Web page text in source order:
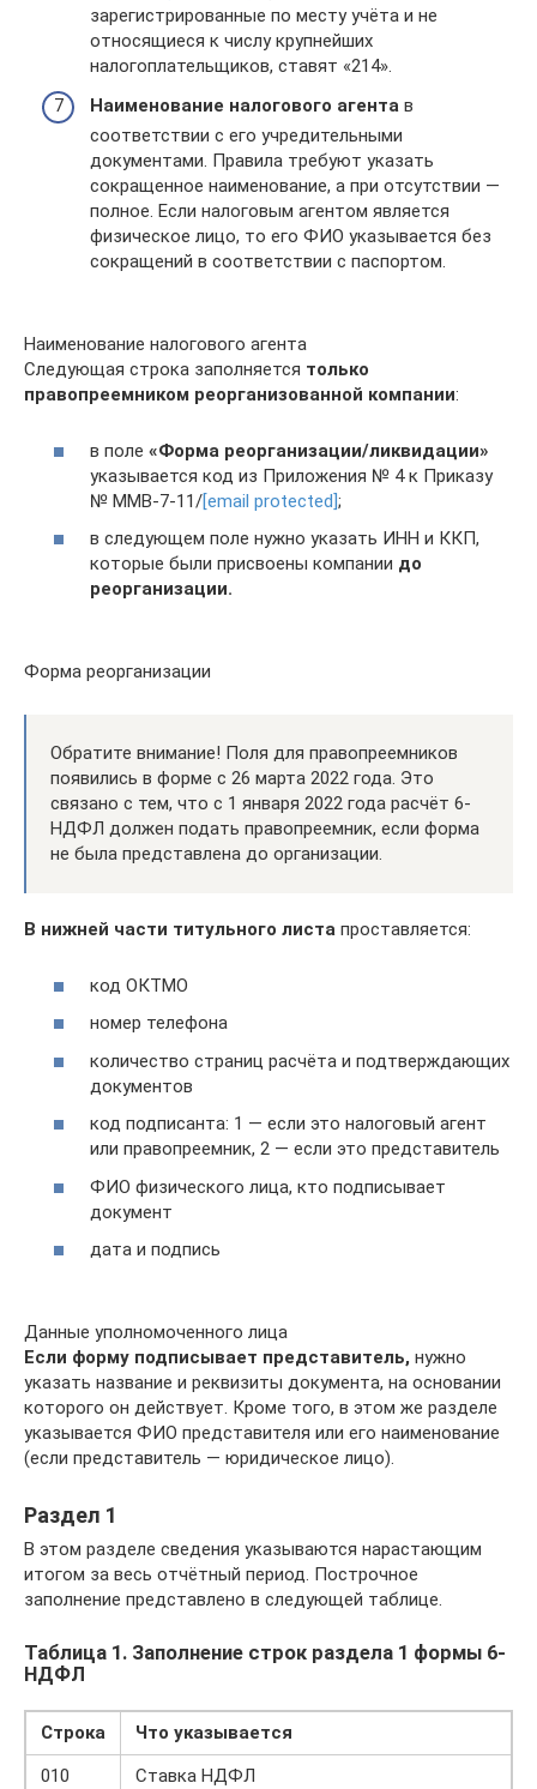
зарегистрированные по месту учёта и не
относящиеся к числу крупнейших
налогоплательщиков, ставят «214».
Наименование налогового агента в
соответствии с его учредительными
документами. Правила требуют указать
сокращенное наименование, а при отсутствии —
полное. Если налоговым агентом является
физическое лицо, то его ФИО указывается без
сокращений в соответствии с паспортом.
Наименование налогового агента
Следующая строка заполняется только
правопреемником реорганизованной компании:
в поле «Форма реорганизации/ликвидации»
указывается код из Приложения № 4 к Приказу
№ ММВ-7-11/[email protected];
в следующем поле нужно указать ИНН и ККП,
которые были присвоены компании до
реорганизации.
Форма реорганизации
Обратите внимание! Поля для правопреемников
появились в форме с 26 марта 2022 года. Это
связано с тем, что с 1 января 2022 года расчёт 6-
НДФЛ должен подать правопреемник, если форма
не была представлена до организации.
В нижней части титульного листа проставляется:
код ОКТМО
номер телефона
количество страниц расчёта и подтверждающих
документов
код подписанта: 1 — если это налоговый агент
или правопреемник, 2 — если это представитель
ФИО физического лица, кто подписывает
документ
дата и подпись
Данные уполномоченного лица
Если форму подписывает представитель, нужно
указать название и реквизиты документа, на основании
которого он действует. Кроме того, в этом же разделе
указывается ФИО представителя или его наименование
(если представитель — юридическое лицо).
Раздел 1
В этом разделе сведения указываются нарастающим
итогом за весь отчётный период. Построчное
заполнение представлено в следующей таблице.
Таблица 1. Заполнение строк раздела 1 формы 6-
НДФЛ
Строка
Что указывается
010
Ставка НДФЛ